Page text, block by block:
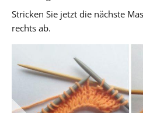
Stricken Sie jetzt die nächste
rechts ab.